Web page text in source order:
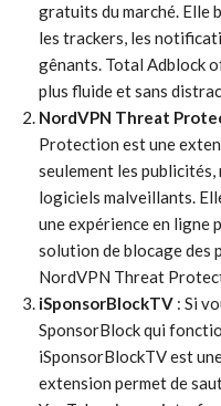
gratuits du marché. Elle
les trackers, les
gênants. Total Adblock
plus fluide et sans
NordVPN Threat
Protection est une
seulement les publicités,
logiciels malveillants.
une expérience en ligne
solution de blocage des
NordVPN Threat
iSponsorBlockTV : Si
SponsorBlock qui
iSponsorBlockTV est
extension permet de